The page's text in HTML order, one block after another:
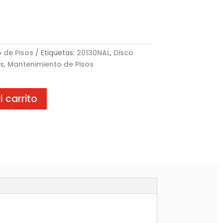
de Pisos Etiquetas: 20130NAL, Disco
, Mantenimiento de Pisos
carrito